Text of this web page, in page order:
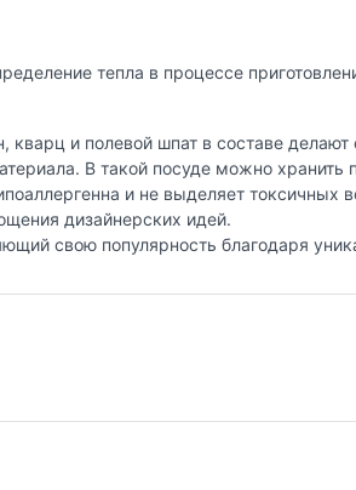
тепла в процессе
кварц и полевой шпат в составе
В такой посуде можно
и не выделяет
дизайнерских идей.
свою популярность благодаря
керамическую посуду для